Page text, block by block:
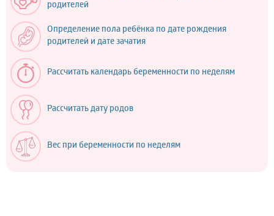
родителей
Определение пола ребёнка по дате рождения
родителей и дате зачатия
Рассчитать календарь беременности по неделям
Рассчитать дату родов
Вес при беременности по неделям